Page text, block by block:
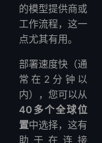
的模型提供商或
工作流程，这一
点尤其有用。
部署速度快（通
常在2分钟以
内），您可以从
40多个全球位
置中选择，这有
助于在连接